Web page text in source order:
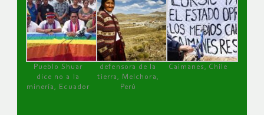
Pueblo Shuar
dice no a la
minería, Ecuador
defensora de la
tierra, Melchora,
Perú
Caimanes, Chile